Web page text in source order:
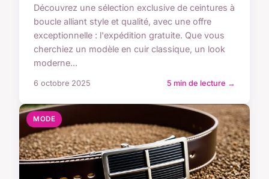
Découvrez une sélection exclusive de ceintures à
boucle alliant style et qualité, avec une offre
exceptionnelle : l'expédition gratuite. Que vous
cherchiez un modèle en cuir classique, un look
moderne...
6 octobre 2025 5 min de lecture →
MODE